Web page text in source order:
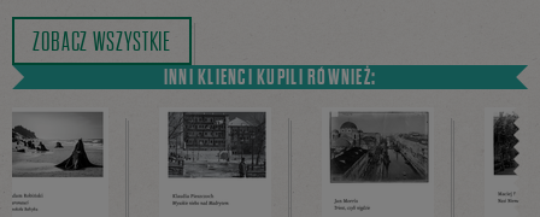
ZOBACZ WSZYSTKIE
INNI KLIENCI KUPILI RÓWNIEŻ: